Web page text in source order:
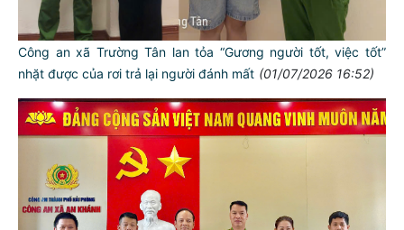
Công an xã Trường Tân lan tỏa “Gương người tốt, việc tốt”
nhặt được của rơi trả lại người đánh mất (01/07/2026 16:52)